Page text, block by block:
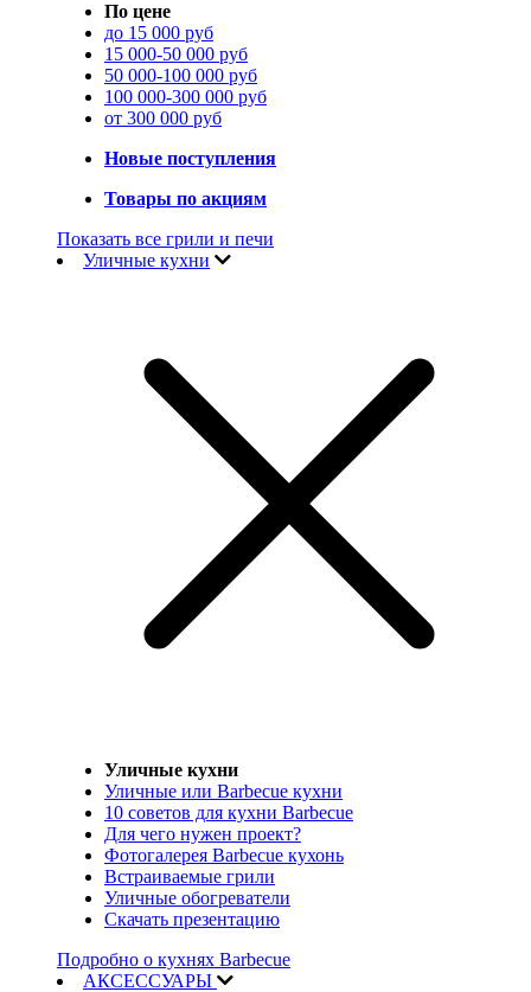
По цене
до 15 000 руб
15 000-50 000 руб
50 000-100 000 руб
100 000-300 000 руб
от 300 000 руб
Новые поступления
Товары по акциям
Показать все грили и печи
Уличные кухни
Уличные кухни
Уличные или Barbecue кухни
10 советов для кухни Barbecue
Для чего нужен проект?
Фотогалерея Barbecue кухонь
Встраиваемые грили
Уличные обогреватели
Скачать презентацию
Подробно о кухнях Barbecue
АКСЕССУАРЫ